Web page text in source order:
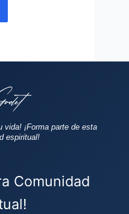
vida! ¡Forma parte de esta
espiritual!
Comunidad